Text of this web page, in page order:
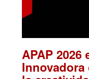
APAP 2026
Innovadora